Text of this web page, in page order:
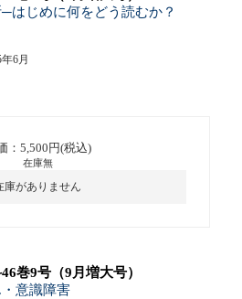
はじめに何をどう読むか？
6月
：5,500円(税込)
在庫無
庫がありません
巻9号（9月増大号）
意識障害